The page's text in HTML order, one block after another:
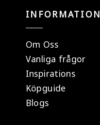
INFORMATION
Om Oss
Vanliga frågor
Inspirations
Köpguide
Blogs